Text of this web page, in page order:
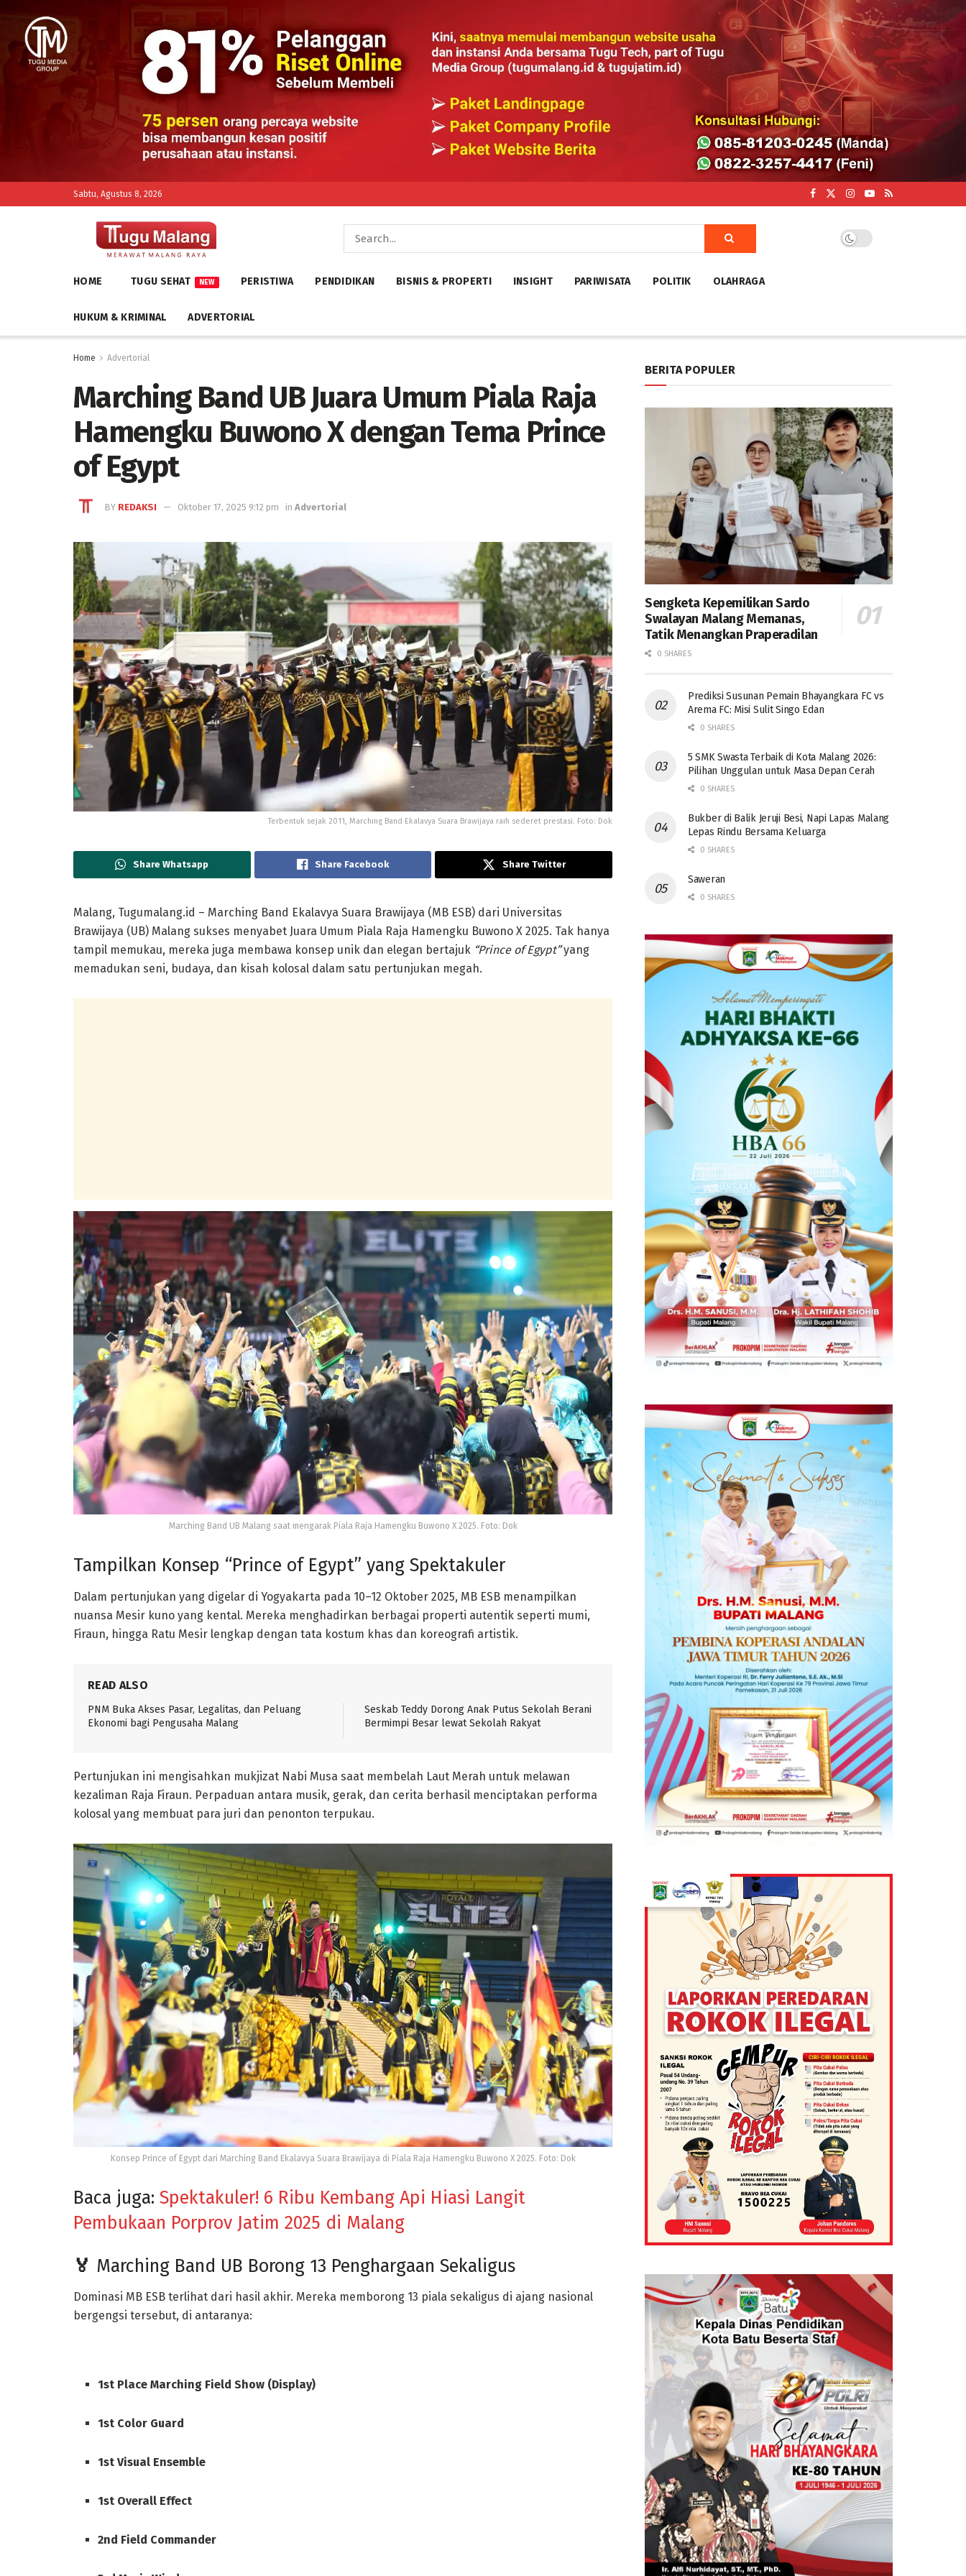
Sabtu, Agustus 8, 2026
HOME TUGU SEHAT NEW PERISTIWA PENDIDIKAN BISNIS & PROPERTI INSIGHT PARIWISATA POLITIK OLAHRAGA
HUKUM & KRIMINAL ADVERTORIAL
Home Advertorial
Marching Band UB Juara Umum Piala Raja
Hamengku Buwono X dengan Tema Prince
of Egypt
BY REDAKSI Oktober 17, 2025 9:12 pm in Advertorial
Terbentuk sejak 2011, Marching Band Ekalavya Suara Brawijaya raih sederet prestasi. Foto: Dok
Share Whatsapp Share Facebook Share Twitter
Malang, Tugumalang.id – Marching Band Ekalavya Suara Brawijaya (MB ESB) dari Universitas
Brawijaya (UB) Malang sukses menyabet Juara Umum Piala Raja Hamengku Buwono X 2025. Tak hanya
tampil memukau, mereka juga membawa konsep unik dan elegan bertajuk “Prince of Egypt”yang
memadukan seni, budaya, dan kisah kolosal dalam satu pertunjukan megah.
Marching Band UB Malang saat mengarak Piala Raja Hamengku Buwono X 2025. Foto: Dok
Tampilkan Konsep “Prince of Egypt” yang Spektakuler
Dalam pertunjukan yang digelar di Yogyakarta pada 10–12 Oktober 2025, MB ESB menampilkan
nuansa Mesir kuno yang kental. Mereka menghadirkan berbagai properti autentik seperti mumi,
Firaun, hingga Ratu Mesir lengkap dengan tata kostum khas dan koreografi artistik.
READ ALSO
PNM Buka Akses Pasar, Legalitas, dan Peluang
Ekonomi bagi Pengusaha Malang
Seskab Teddy Dorong Anak Putus Sekolah Berani
Bermimpi Besar lewat Sekolah Rakyat
Pertunjukan ini mengisahkan mukjizat Nabi Musa saat membelah Laut Merah untuk melawan
kezaliman Raja Firaun. Perpaduan antara musik, gerak, dan cerita berhasil menciptakan performa
kolosal yang membuat para juri dan penonton terpukau.
Konsep Prince of Egypt dari Marching Band Ekalavya Suara Brawijaya di Piala Raja Hamengku Buwono X 2025. Foto: Dok
Baca juga: Spektakuler! 6 Ribu Kembang Api Hiasi Langit
Pembukaan Porprov Jatim 2025 di Malang
🏅 Marching Band UB Borong 13 Penghargaan Sekaligus
Dominasi MB ESB terlihat dari hasil akhir. Mereka memborong 13 piala sekaligus di ajang nasional
bergengsi tersebut, di antaranya:
1st Place Marching Field Show (Display)
1st Color Guard
1st Visual Ensemble
1st Overall Effect
2nd Field Commander
BERITA POPULER
Sengketa Kepemilikan Sardo
Swalayan Malang Memanas,
Tatik Menangkan Praperadilan
0 SHARES
Prediksi Susunan Pemain Bhayangkara FC vs
Arema FC: Misi Sulit Singo Edan
0 SHARES
5 SMK Swasta Terbaik di Kota Malang 2026:
Pilihan Unggulan untuk Masa Depan Cerah
0 SHARES
Bukber di Balik Jeruji Besi, Napi Lapas Malang
Lepas Rindu Bersama Keluarga
0 SHARES
Saweran
0 SHARES